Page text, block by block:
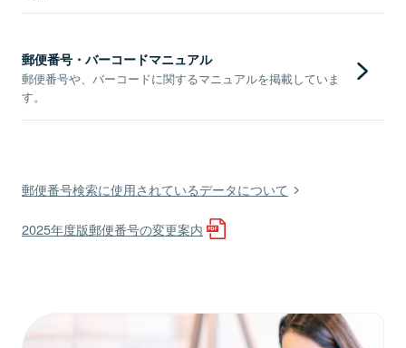
郵便番号・バーコードマニュアル
郵便番号や、バーコードに関するマニュアルを掲載していま
す。
郵便番号検索に使用されているデータについて
2025年度版郵便番号の変更案内